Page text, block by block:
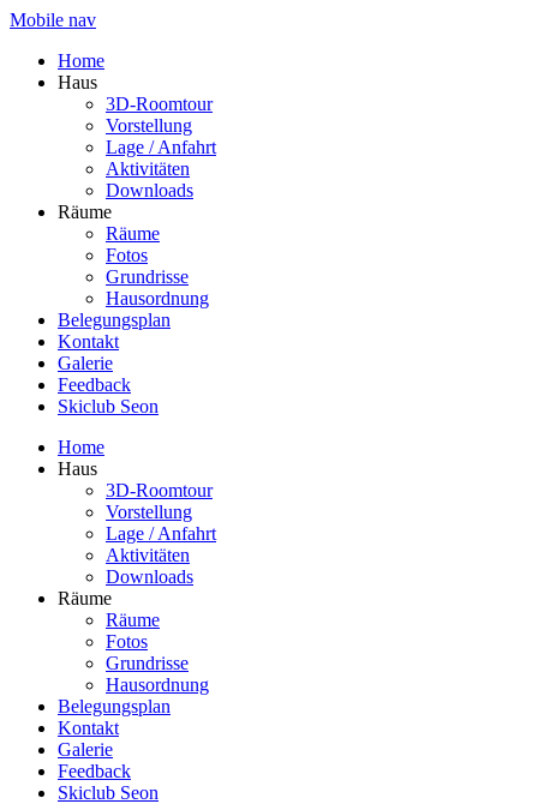
Mobile nav
Home
Haus
3D-Roomtour
Vorstellung
Lage / Anfahrt
Aktivitäten
Downloads
Räume
Räume
Fotos
Grundrisse
Hausordnung
Belegungsplan
Kontakt
Galerie
Feedback
Skiclub Seon
Home
Haus
3D-Roomtour
Vorstellung
Lage / Anfahrt
Aktivitäten
Downloads
Räume
Räume
Fotos
Grundrisse
Hausordnung
Belegungsplan
Kontakt
Galerie
Feedback
Skiclub Seon